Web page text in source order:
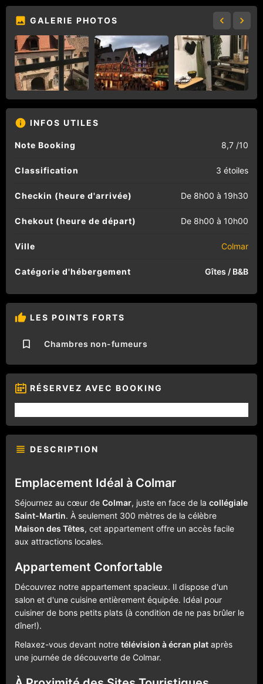
GALERIE PHOTOS
INFOS UTILES
Note Booking 8,7 /10
Classification 3 étoiles
Checkin (heure d'arrivée) De 8h00 à 19h30
Chekout (heure de départ) De 8h00 à 10h00
Ville Colmar
Catégorie d'hébergement Gîtes / B&B
LES POINTS FORTS
Chambres non-fumeurs
RÉSERVEZ AVEC BOOKING
DESCRIPTION
Emplacement Idéal à Colmar
Séjournez au cœur de Colmar, juste en face de la collégiale
Saint-Martin. À seulement 300 mètres de la célèbre
Maison des Têtes, cet appartement offre un accès facile
aux attractions locales.
Appartement Confortable
Découvrez notre appartement spacieux. Il dispose d'un
salon et d'une cuisine entièrement équipée. Idéal pour
cuisiner de bons petits plats (à condition de ne pas brûler le
dîner!).
Relaxez-vous devant notre télévision à écran plat après
une journée de découverte de Colmar.